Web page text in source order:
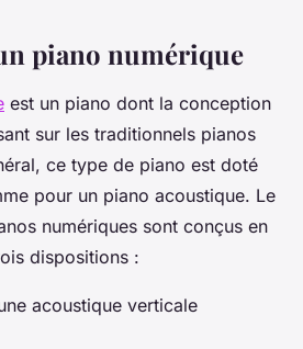
piano numérique
est un piano dont la conception
sur les traditionnels pianos
ce type de piano est doté
pour un piano acoustique. Le
numériques sont conçus en
dispositions :
acoustique verticale